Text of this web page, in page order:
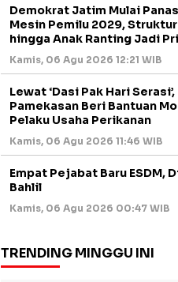
Demokrat Jatim Mulai
Mesin Pemilu 2029,
hingga Anak Ranting Jadi
Kamis, 06 Agu 2026 12:21 WIB
Lewat ‘Dasi Pak Hari
Pamekasan Beri Bantuan
Pelaku Usaha Perikanan
Kamis, 06 Agu 2026 11:46 WIB
Empat Pejabat Baru ESDM,
Bahlil
Kamis, 06 Agu 2026 00:47 WIB
TRENDING MINGGU INI